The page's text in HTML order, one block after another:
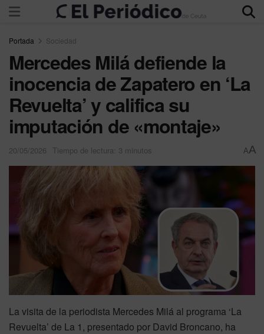
Portada Sociedad
Mercedes Milá defiende la
inocencia de Zapatero en ‘La
Revuelta’ y califica su
imputación de «montaje»
20/05/2026 Tiempo de lectura: 3 minutos AA
La visita de la periodista Mercedes Milá al programa ‘La
Revuelta’ de La 1, presentado por David Broncano, ha